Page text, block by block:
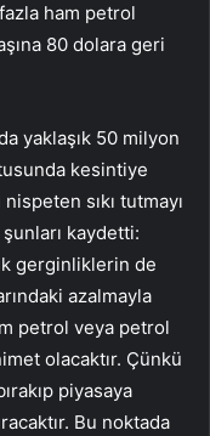
ham petrol
80 dolara geri
yaklaşık 50 milyon
kesintiye
sıkı tutmayı
kaydetti:
gerginliklerin de
azalmayla
petrol veya petrol
olacaktır. Çünkü
piyasaya
Bu noktada